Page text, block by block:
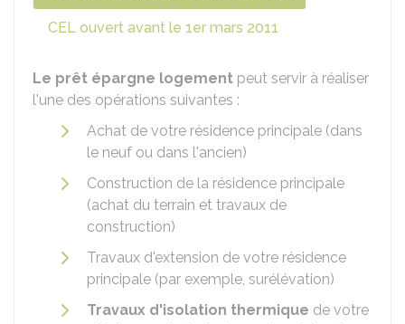
CEL ouvert avant le 1er mars 2011
Le prêt épargne logement peut servir à réaliser
l'une des opérations suivantes :
Achat de votre résidence principale (dans
le neuf ou dans l'ancien)
Construction de la résidence principale
(achat du terrain et travaux de
construction)
Travaux d'extension de votre résidence
principale (par exemple, surélévation)
Travaux d'isolation thermique de votre